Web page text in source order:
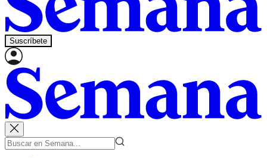
Suscríbete